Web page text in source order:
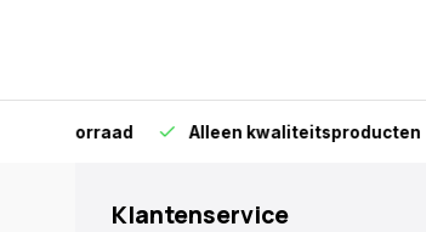
Alleen kwaliteitsproducten
Klantenservice